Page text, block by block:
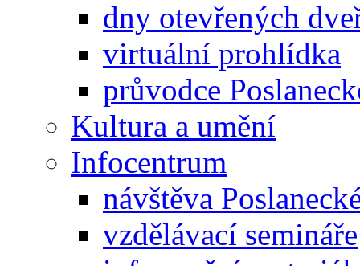
dny otevřených
virtuální prohlídka
průvodce
Kultura a umění
Infocentrum
návštěva
vzdělávací semináře